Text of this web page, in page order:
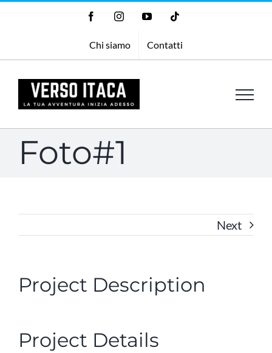
FacebookInstagramYouTube
Chi siamo Contatti
Foto#1
Next
Project Description
Project Details